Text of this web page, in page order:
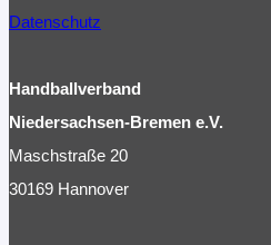
Datenschutz
Handballverband
Niedersachsen-Bremen e.V.
Maschstraße 20
30169 Hannover